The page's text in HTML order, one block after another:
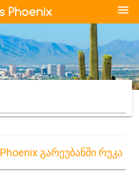
menu
Phoenix გარეუბანში რუკა